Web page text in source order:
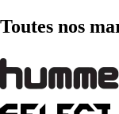
Toutes nos